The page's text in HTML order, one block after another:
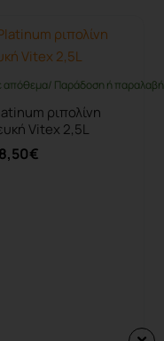
ημέρες
απόθεμα/ Παράδοση ή
ριπολίνη
Vitex 2,5L